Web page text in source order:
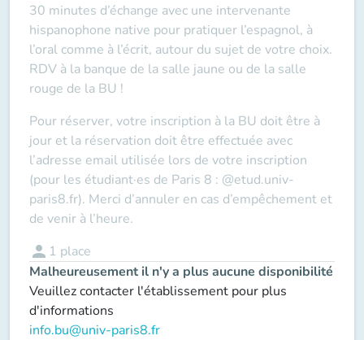
30 minutes d’échange avec une intervenante
hispanophone native pour pratiquer l’espagnol, à
l’oral comme à l’écrit, autour du sujet de votre choix.
RDV à la banque de la salle jaune ou de la salle
rouge de la BU !
Pour réserver, votre inscription à la BU doit être à
jour et la réservation doit être effectuée avec
l’adresse email utilisée lors de votre inscription
(pour les étudiant·es de Paris 8 : @etud.univ-
paris8.fr). Merci d’annuler en cas d’empêchement et
de venir à l’heure.
person 1 place
Malheureusement il n'y a plus aucune disponibilité
Veuillez contacter l'établissement pour plus
d'informations
info.bu@univ-paris8.fr